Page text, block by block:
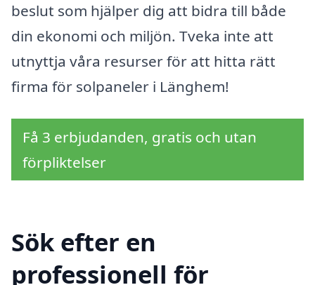
beslut som hjälper dig att bidra till både
din ekonomi och miljön. Tveka inte att
utnyttja våra resurser för att hitta rätt
firma för solpaneler i Länghem!
Få 3 erbjudanden, gratis och utan
förpliktelser
Sök efter en
professionell för